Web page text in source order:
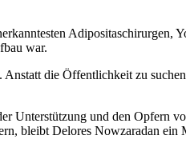
Adipositaschirurgen,
war.
die Öffentlichkeit zu
Unterstützung und den Opfern
bleibt Delores Nowzaradan ein